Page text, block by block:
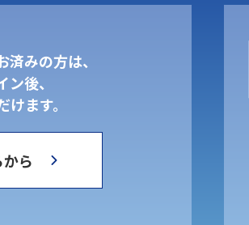
みの方は、
後、
ます。
ら